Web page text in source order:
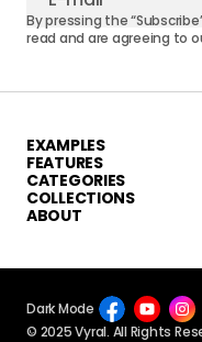
By pressing the
read and are agreeing to
EXAMPLES
FEATURES
CATEGORIES
COLLECTIONS
ABOUT
© 2025 Vyral. All Rights
Dark Mode